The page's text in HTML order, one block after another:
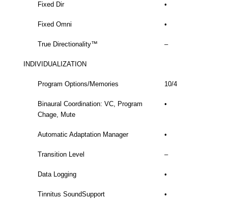
Fixed Dir •
Fixed Omni •
True Directionality™ –
INDIVIDUALIZATION
Program Options/Memories 10/4
Binaural Coordination: VC, Program
Chage, Mute
•
Automatic Adaptation Manager •
Transition Level –
Data Logging •
Tinnitus SoundSupport •